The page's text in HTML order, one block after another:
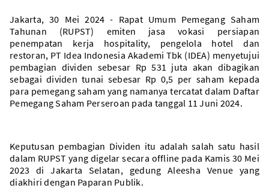
Jakarta, 30 Mei 2024 - Rapat Umum Pemegang Saham
Tahunan (RUPST) emiten jasa vokasi persiapan
penempatan kerja hospitality, pengelola hotel dan
restoran, PT Idea Indonesia Akademi Tbk (IDEA) menyetujui
pembagian dividen sebesar Rp 531 juta akan dibagikan
sebagai dividen tunai sebesar Rp 0,5 per saham kepada
para pemegang saham yang namanya tercatat dalam Daftar
Pemegang Saham Perseroan pada tanggal 11 Juni 2024.
Keputusan pembagian Dividen itu adalah salah satu hasil
dalam RUPST yang digelar secara offline pada Kamis 30 Mei
2023 di Jakarta Selatan, gedung Aleesha Venue yang
diakhiri dengan Paparan Publik.